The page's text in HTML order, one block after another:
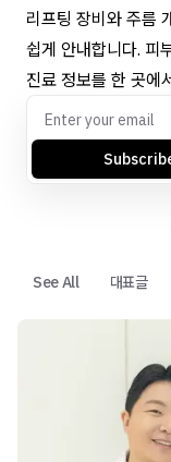
리프팅 장비와 주름
쉽게 안내합니다. 피
진료 정보를 한 곳에
See All 대표글